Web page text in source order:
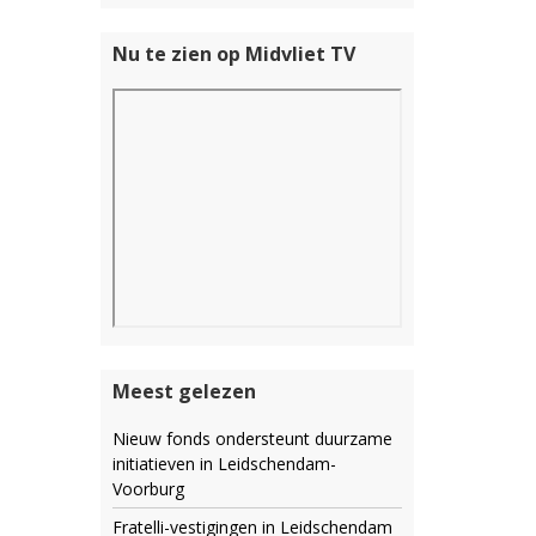
Nu te zien op Midvliet TV
Meest gelezen
Nieuw fonds ondersteunt duurzame
initiatieven in Leidschendam-
Voorburg
Fratelli-vestigingen in Leidschendam